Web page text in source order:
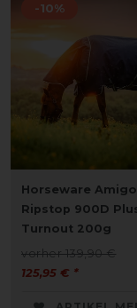
-10%
Horseware Amigo
Ripstop 900D
Turnout 200g
vorher 139,90 €
125,95 € *